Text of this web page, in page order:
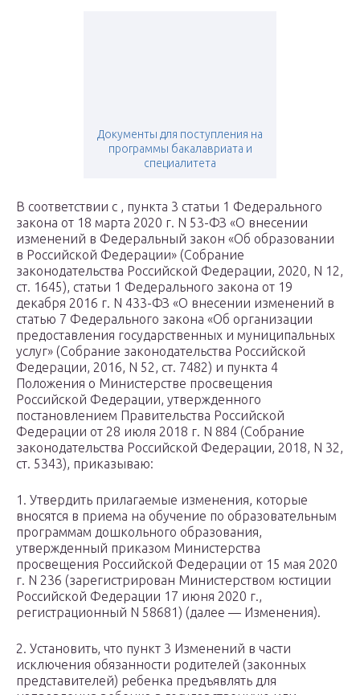
Документы для поступления на
программы бакалавриата и
специалитета
В соответствии с , пункта 3 статьи 1 Федерального
закона от 18 марта 2020 г. N 53-ФЗ «О внесении
изменений в Федеральный закон «Об образовании
в Российской Федерации» (Собрание
законодательства Российской Федерации, 2020, N 12,
ст. 1645), статьи 1 Федерального закона от 19
декабря 2016 г. N 433-ФЗ «О внесении изменений в
статью 7 Федерального закона «Об организации
предоставления государственных и муниципальных
услуг» (Собрание законодательства Российской
Федерации, 2016, N 52, ст. 7482) и пункта 4
Положения о Министерстве просвещения
Российской Федерации, утвержденного
постановлением Правительства Российской
Федерации от 28 июля 2018 г. N 884 (Собрание
законодательства Российской Федерации, 2018, N 32,
ст. 5343), приказываю:
1. Утвердить прилагаемые изменения, которые
вносятся в приема на обучение по образовательным
программам дошкольного образования,
утвержденный приказом Министерства
просвещения Российской Федерации от 15 мая 2020
г. N 236 (зарегистрирован Министерством юстиции
Российской Федерации 17 июня 2020 г.,
регистрационный N 58681) (далее — Изменения).
2. Установить, что пункт 3 Изменений в части
исключения обязанности родителей (законных
представителей) ребенка предъявлять для